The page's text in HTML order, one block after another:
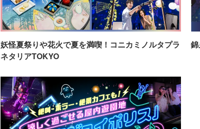
妖怪夏祭りや花火で夏を満喫！コニカミノルタプラ
ネタリアTOKYO